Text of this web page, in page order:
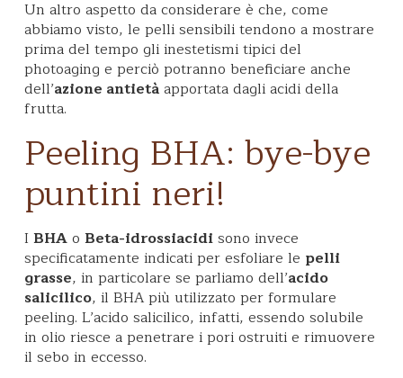
Un altro aspetto da considerare è che, come
abbiamo visto, le pelli sensibili tendono a mostrare
prima del tempo gli inestetismi tipici del
photoaging e perciò potranno beneficiare anche
dell’azione antietàapportata dagli acidi della
frutta.
Peeling BHA: bye-bye
puntini neri!
I BHAo Beta-idrossiacidisono invece
specificatamente indicati per esfoliare le pelli
grasse, in particolare se parliamo dell’acido
salicilico, il BHA più utilizzato per formulare
peeling. L’acido salicilico, infatti, essendo solubile
in olio riesce a penetrare i pori ostruiti e rimuovere
il sebo in eccesso.